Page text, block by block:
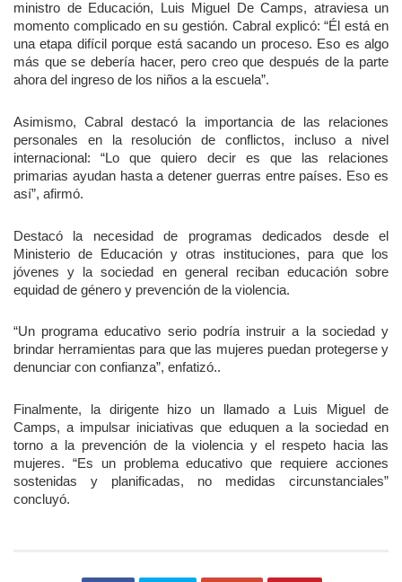
ministro de Educación, Luis Miguel De Camps, atraviesa un
momento complicado en su gestión. Cabral explicó: “Él está en
una etapa difícil porque está sacando un proceso. Eso es algo
más que se debería hacer, pero creo que después de la parte
ahora del ingreso de los niños a la escuela”.
Asimismo, Cabral destacó la importancia de las relaciones
personales en la resolución de conflictos, incluso a nivel
internacional: “Lo que quiero decir es que las relaciones
primarias ayudan hasta a detener guerras entre países. Eso es
así”, afirmó.
Destacó la necesidad de programas dedicados desde el
Ministerio de Educación y otras instituciones, para que los
jóvenes y la sociedad en general reciban educación sobre
equidad de género y prevención de la violencia.
“Un programa educativo serio podría instruir a la sociedad y
brindar herramientas para que las mujeres puedan protegerse y
denunciar con confianza”, enfatizó..
Finalmente, la dirigente hizo un llamado a Luis Miguel de
Camps, a impulsar iniciativas que eduquen a la sociedad en
torno a la prevención de la violencia y el respeto hacia las
mujeres. “Es un problema educativo que requiere acciones
sostenidas y planificadas, no medidas circunstanciales”
concluyó.